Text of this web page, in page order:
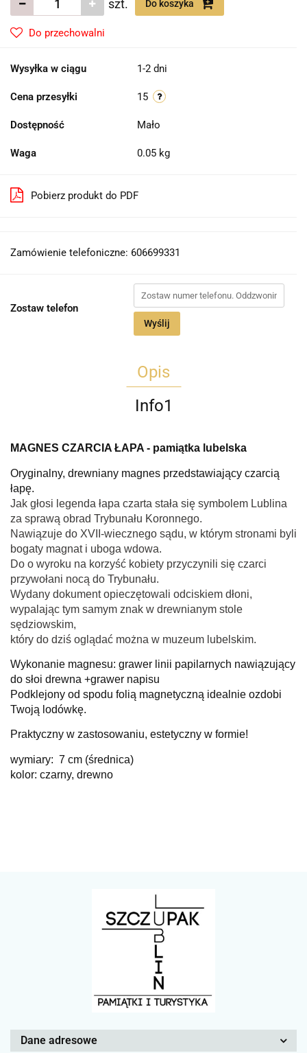
szt. Do koszyka
Do przechowalni
Wysyłka w ciągu 1-2 dni
Cena przesyłki 15
Dostępność Mało
Waga 0.05 kg
Pobierz produkt do PDF
Zamówienie telefoniczne: 606699331
Zostaw telefon
Wyślij
Opis
Info1
MAGNES CZARCIA ŁAPA - pamiątka lubelska
Oryginalny, drewniany magnes przedstawiający czarcią
łapę.
Jak głosi legenda łapa czarta stała się symbolem Lublina
za sprawą obrad Trybunału Koronnego.
Nawiązuje do XVII-wiecznego sądu, w którym stronami byli
bogaty magnat i uboga wdowa.
Do o wyroku na korzyść kobiety przyczynili się czarci
przywołani nocą do Trybunału.
Wydany dokument opieczętowali odciskiem dłoni,
wypalając tym samym znak w drewnianym stole
sędziowskim,
który do dziś oglądać można w muzeum lubelskim.
Wykonanie magnesu: grawer linii papilarnych nawiązujący
do słoi drewna +grawer napisu
Podklejony od spodu folią magnetyczną idealnie ozdobi
Twoją lodówkę.
Praktyczny w zastosowaniu, estetyczny w formie!
wymiary: 7 cm (średnica)
kolor: czarny, drewno
Dane adresowe